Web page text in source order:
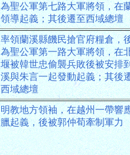
為聖公軍第七路大軍將領，在
領導起義；其後遷至西域總壇
率領蘭溪縣饑民搶官府糧倉，
為聖公軍第一路大軍將領，在
堰被韓世忠偷襲兵敗後被安排
溪與朱言一起發動起義；其後
西域總壇
明教地方領袖，在越州一帶響
臘起義，後被郭仲荀牽制軍力